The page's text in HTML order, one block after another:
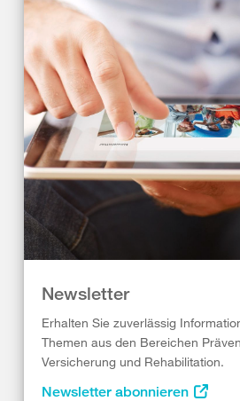
Newsletter
Erhalten Sie zuverlässig
Themen aus den Bereichen
Versicherung und Rehabilitation.
Newsletter abonnieren